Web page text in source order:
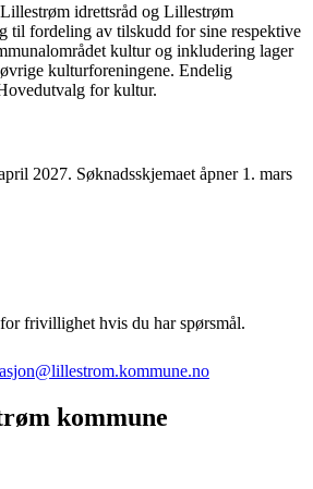
idrettsråd og Lillestrøm
til fordeling av tilskudd for sine respektive
kultur og inkludering lager
kulturforeningene. Endelig
for kultur.
2027. Søknadsskjemaet åpner 1. mars
frivillighet hvis du har spørsmål.
kommune